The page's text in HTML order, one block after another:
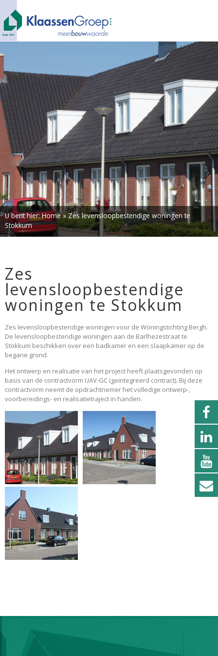
U bent hier:Home»Zes levensloopbestendige woningen te
Stokkum
Zes
levensloopbestendige
woningen te Stokkum
Zes levensloopbestendige woningen voor de Woningstichting Bergh.
De levensloopbestendige woningen aan de Barlhezestraat te
Stokkum beschikken over een badkamer en een slaapkamer op de
begane grond.
Het ontwerp en realisatie van het project heeft plaatsgevonden op
basis van de contractvorm UAV-GC (geïntegreerd contract). Bij deze
contractvorm neemt de opdrachtnemer het volledige ontwerp-,
voorbereidings- en realisatietraject in handen.